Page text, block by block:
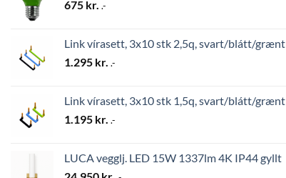
675 kr. .-
Link vírasett, 3x10 stk 2,5q, svart/blátt/grænt
1.295 kr. .-
Link vírasett, 3x10 stk 1,5q, svart/blátt/grænt
1.195 kr. .-
LUCA vegglj. LED 15W 1337lm 4K IP44 gyllt